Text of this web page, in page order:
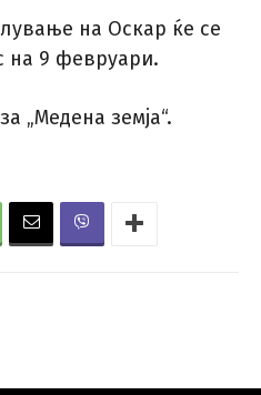
на Оскар ќе се
на 9 февруари.
„Медена земја“.